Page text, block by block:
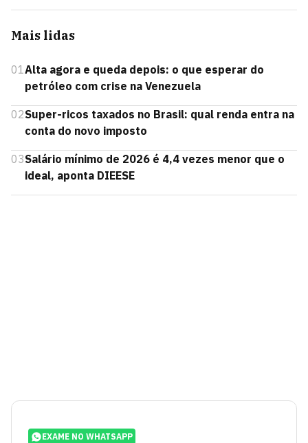
Mais lidas
01Alta agora e queda depois: o que esperar do
petróleo com crise na Venezuela
02Super-ricos taxados no Brasil: qual renda entra na
conta do novo imposto
03Salário mínimo de 2026 é 4,4 vezes menor que o
ideal, aponta DIEESE
EXAME NO WHATSAPP